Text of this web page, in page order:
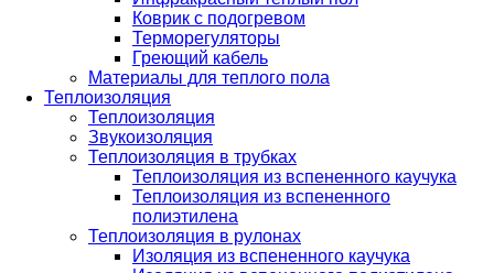
Коврик с подогревом
Терморегуляторы
Греющий кабель
Материалы для теплого пола
Теплоизоляция
Теплоизоляция
Звукоизоляция
Теплоизоляция в трубках
Теплоизоляция из вспененного каучука
Теплоизоляция из вспененного
полиэтилена
Теплоизоляция в рулонах
Изоляция из вспененного каучука